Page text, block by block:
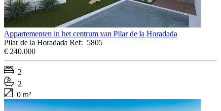
Appartementen in het centrum van Pilar de la Horadada
Pilar de la Horadada Ref: 5805
€ 240.000
2
2
0 m²